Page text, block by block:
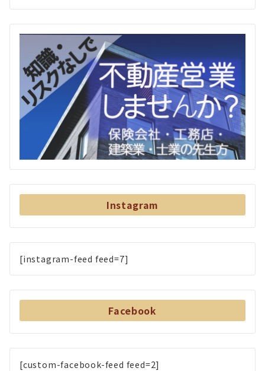
Instagram
[instagram-feed feed=7]
Facebook
[custom-facebook-feed feed=2]